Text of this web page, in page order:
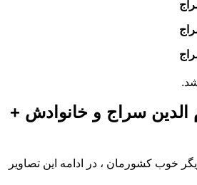
شد.
سراج و خانوادش +
خوب کشورمان ، در ادامه این تصاویر